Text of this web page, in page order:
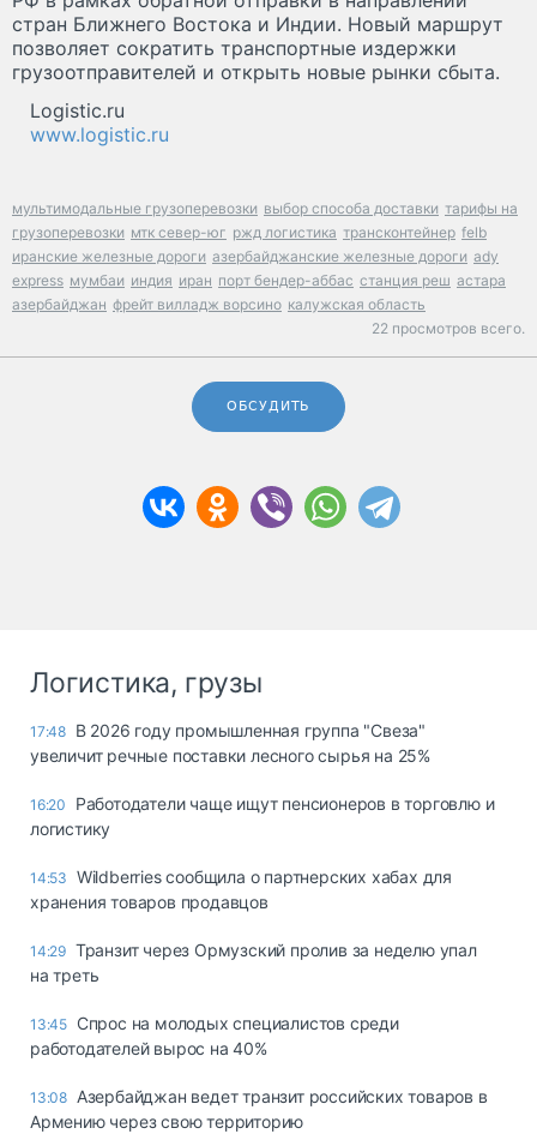
стран Ближнего Востока и Индии. Новый маршрут
позволяет сократить транспортные издержки
грузоотправителей и открыть новые рынки сбыта.
Logistic.ru
www.logistic.ru
мультимодальные грузоперевозки выбор способа доставки тарифы на
грузоперевозки мтк север-юг ржд логистика трансконтейнер felb
иранские железные дороги азербайджанские железные дороги ady
express мумбаи индия иран порт бендер-аббас станция реш астара
азербайджан фрейт вилладж ворсино калужская область
22 просмотров всего.
ОБСУДИТЬ
Логистика, грузы
17:48 В 2026 году промышленная группа "Свеза"
увеличит речные поставки лесного сырья на 25%
16:20
Работодатели чаще ищут пенсионеров в торговлю и
логистику
14:53 Wildberries сообщила о партнерских хабах для
хранения товаров продавцов
14:29 Транзит через Ормузский пролив за неделю упал
на треть
13:45 Спрос на молодых специалистов среди
работодателей вырос на 40%
13:08 Азербайджан ведет транзит российских товаров в
Армению через свою территорию